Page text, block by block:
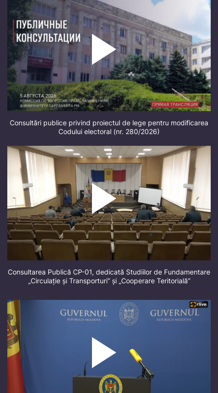
Consultări publice privind proiectul de lege pentru modificarea
Codului electoral (nr. 280/2026)
Consultarea Publică CP-01, dedicată Studiilor de Fundamentare
„Circulație și Transporturi” și „Cooperare Teritorială”